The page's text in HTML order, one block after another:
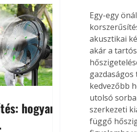
Ez nemcsak a
kellemetlenné,
állapotára és a
tárgyakra is
lehet. Néhány
a hőség káros
hogyan
Egy-egy
akusztikai
akár a
kedvezőbb
utolsó
szerkezeti
függő